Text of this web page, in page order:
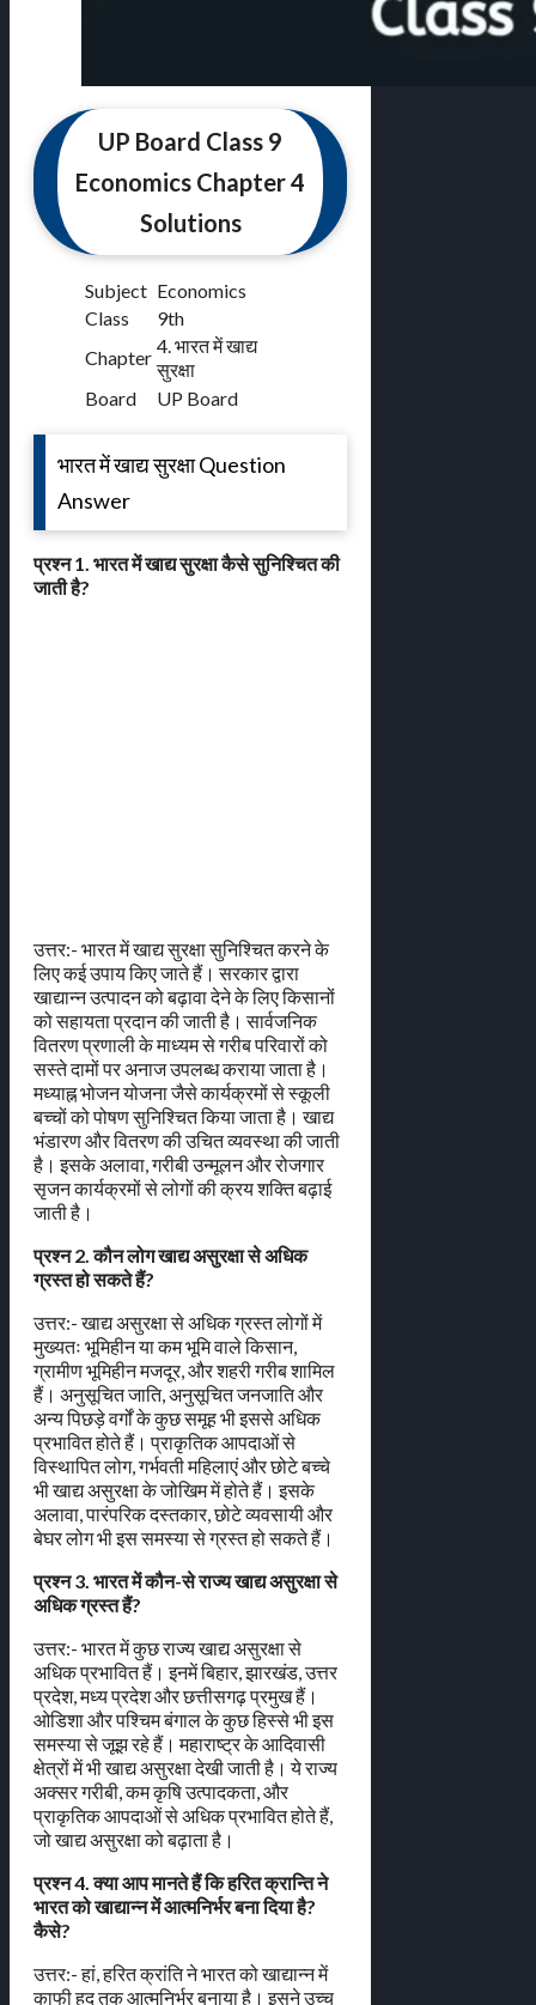
UP Board Class 9
Economics Chapter 4
Solutions
Subject Economics
Class
9th
Chapter
4. भारत में खाद्य
सुरक्षा
Board
UP Board
भारत में खाद्य सुरक्षा Question
Answer
प्रश्न 1. भारत में खाद्य सुरक्षा कैसे सुनिश्चित की
जाती है?
उत्तर:- भारत में खाद्य सुरक्षा सुनिश्चित करने के
लिए कई उपाय किए जाते हैं। सरकार द्वारा
खाद्यान्न उत्पादन को बढ़ावा देने के लिए किसानों
को सहायता प्रदान की जाती है। सार्वजनिक
वितरण प्रणाली के माध्यम से गरीब परिवारों को
सस्ते दामों पर अनाज उपलब्ध कराया जाता है।
मध्याह्न भोजन योजना जैसे कार्यक्रमों से स्कूली
बच्चों को पोषण सुनिश्चित किया जाता है। खाद्य
भंडारण और वितरण की उचित व्यवस्था की जाती
है। इसके अलावा, गरीबी उन्मूलन और रोजगार
सृजन कार्यक्रमों से लोगों की क्रय शक्ति बढ़ाई
जाती है।
प्रश्न 2. कौन लोग खाद्य असुरक्षा से अधिक
ग्रस्त हो सकते हैं?
उत्तर:- खाद्य असुरक्षा से अधिक ग्रस्त लोगों में
मुख्यतः भूमिहीन या कम भूमि वाले किसान,
ग्रामीण भूमिहीन मजदूर, और शहरी गरीब शामिल
हैं। अनुसूचित जाति, अनुसूचित जनजाति और
अन्य पिछड़े वर्गों के कुछ समूह भी इससे अधिक
प्रभावित होते हैं। प्राकृतिक आपदाओं से
विस्थापित लोग, गर्भवती महिलाएं और छोटे बच्चे
भी खाद्य असुरक्षा के जोखिम में होते हैं। इसके
अलावा, पारंपरिक दस्तकार, छोटे व्यवसायी और
बेघर लोग भी इस समस्या से ग्रस्त हो सकते हैं।
प्रश्न 3. भारत में कौन-से राज्य खाद्य असुरक्षा से
अधिक ग्रस्त हैं?
उत्तर:- भारत में कुछ राज्य खाद्य असुरक्षा से
अधिक प्रभावित हैं। इनमें बिहार, झारखंड, उत्तर
प्रदेश, मध्य प्रदेश और छत्तीसगढ़ प्रमुख हैं।
ओडिशा और पश्चिम बंगाल के कुछ हिस्से भी इस
समस्या से जूझ रहे हैं। महाराष्ट्र के आदिवासी
क्षेत्रों में भी खाद्य असुरक्षा देखी जाती है। ये राज्य
अक्सर गरीबी, कम कृषि उत्पादकता, और
प्राकृतिक आपदाओं से अधिक प्रभावित होते हैं,
जो खाद्य असुरक्षा को बढ़ाता है।
प्रश्न 4. क्या आप मानते हैं कि हरित क्रान्ति ने
भारत को खाद्यान्न में आत्मनिर्भर बना दिया है?
कैसे?
उत्तर:- हां, हरित क्रांति ने भारत को खाद्यान्न में
काफी हद तक आत्मनिर्भर बनाया है। इसने उच्च